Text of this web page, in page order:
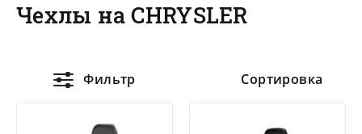
Чехлы на CHRYSLER
Фильтр Сортировка